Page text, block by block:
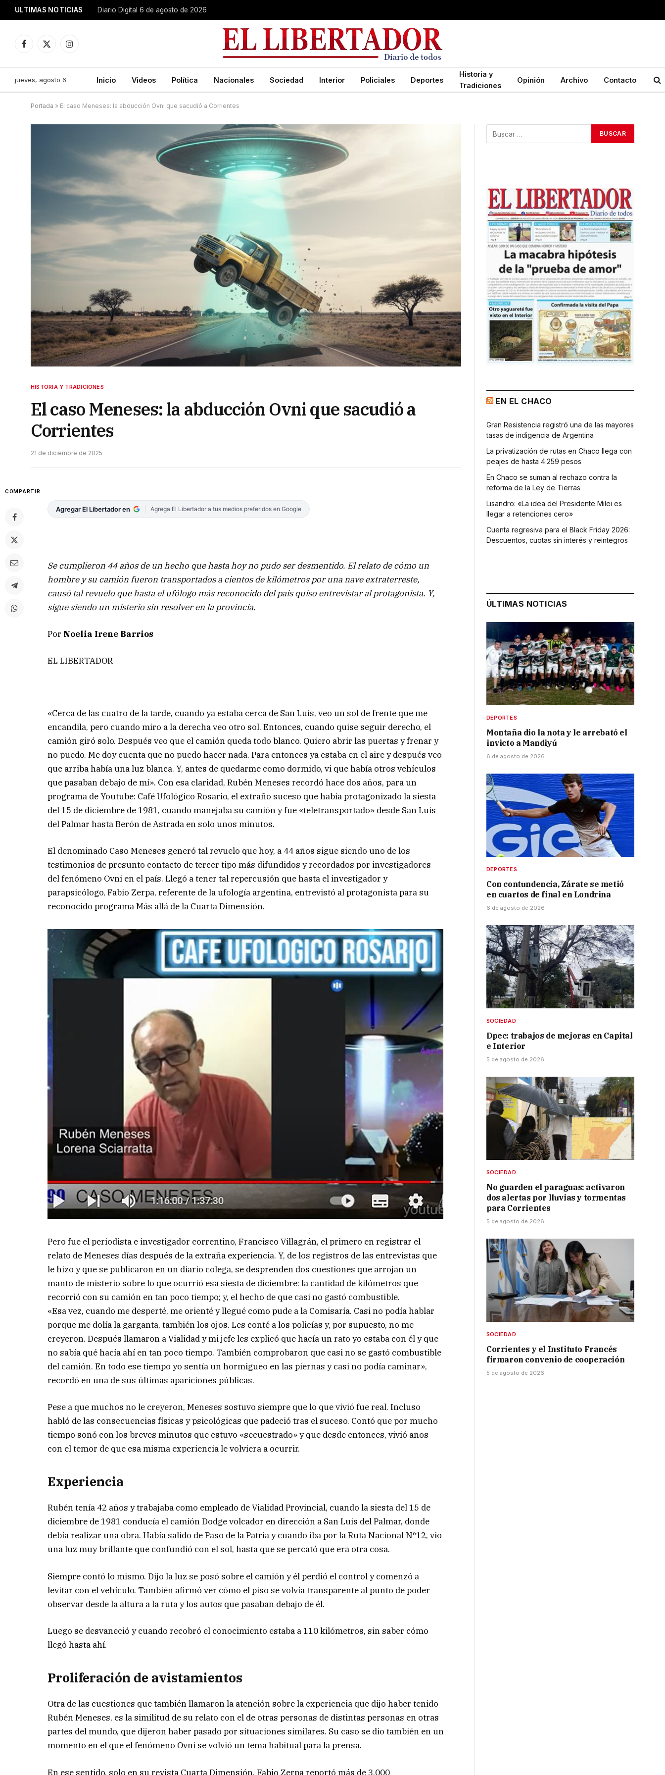
ULTIMAS NOTICIAS Diario Digital 6 de agosto de 2026
Facebook
X
Instagram
jueves, agosto 6 Inicio Videos Política Nacionales Sociedad Interior Policiales Deportes
Historia y
Tradiciones
Opinión Archivo Contacto
Portada » El caso Meneses: la abducción Ovni que sacudió a Corrientes
HISTORIA Y TRADICIONES
El caso Meneses: la abducción Ovni que sacudió a
Corrientes
21 de diciembre de 2025
COMPARTIR
Agregar El Libertador en Agrega El Libertador a tus medios preferidos en Google
Se cumplieron 44 años de un hecho que hasta hoy no pudo ser desmentido. El relato de cómo un
hombre y su camión fueron transportados a cientos de kilómetros por una nave extraterreste,
causó tal revuelo que hasta el ufólogo más reconocido del país quiso entrevistar al protagonista. Y,
sigue siendo un misterio sin resolver en la provincia.
Por Noelia Irene Barrios
EL LIBERTADOR
«Cerca de las cuatro de la tarde, cuando ya estaba cerca de San Luis, veo un sol de frente que me
encandila, pero cuando miro a la derecha veo otro sol. Entonces, cuando quise seguir derecho, el
camión giró solo. Después veo que el camión queda todo blanco. Quiero abrir las puertas y frenar y
no puedo. Me doy cuenta que no puedo hacer nada. Para entonces ya estaba en el aire y después veo
que arriba había una luz blanca. Y, antes de quedarme como dormido, vi que había otros vehículos
que pasaban debajo de mí». Con esa claridad, Rubén Meneses recordó hace dos años, para un
programa de Youtube: Café Ufológico Rosario, el extraño suceso que había protagonizado la siesta
del 15 de diciembre de 1981, cuando manejaba su camión y fue «teletransportado» desde San Luis
del Palmar hasta Berón de Astrada en solo unos minutos.
El denominado Caso Meneses generó tal revuelo que hoy, a 44 años sigue siendo uno de los
testimonios de presunto contacto de tercer tipo más difundidos y recordados por investigadores
del fenómeno Ovni en el país. Llegó a tener tal repercusión que hasta el investigador y
parapsicólogo, Fabio Zerpa, referente de la ufología argentina, entrevistó al protagonista para su
reconocido programa Más allá de la Cuarta Dimensión.
Pero fue el periodista e investigador correntino, Francisco Villagrán, el primero en registrar el
relato de Meneses días después de la extraña experiencia. Y, de los registros de las entrevistas que
le hizo y que se publicaron en un diario colega, se desprenden dos cuestiones que arrojan un
manto de misterio sobre lo que ocurrió esa siesta de diciembre: la cantidad de kilómetros que
recorrió con su camión en tan poco tiempo; y, el hecho de que casi no gastó combustible.
«Esa vez, cuando me desperté, me orienté y llegué como pude a la Comisaría. Casi no podía hablar
porque me dolía la garganta, también los ojos. Les conté a los policías y, por supuesto, no me
creyeron. Después llamaron a Vialidad y mi jefe les explicó que hacía un rato yo estaba con él y que
no sabía qué hacía ahí en tan poco tiempo. También comprobaron que casi no se gastó combustible
del camión. En todo ese tiempo yo sentía un hormigueo en las piernas y casi no podía caminar»,
recordó en una de sus últimas apariciones públicas.
Pese a que muchos no le creyeron, Meneses sostuvo siempre que lo que vivió fue real. Incluso
habló de las consecuencias físicas y psicológicas que padeció tras el suceso. Contó que por mucho
tiempo soñó con los breves minutos que estuvo «secuestrado» y que desde entonces, vivió años
con el temor de que esa misma experiencia le volviera a ocurrir.
Experiencia
Rubén tenía 42 años y trabajaba como empleado de Vialidad Provincial, cuando la siesta del 15 de
diciembre de 1981 conducía el camión Dodge volcador en dirección a San Luis del Palmar, donde
debía realizar una obra. Había salido de Paso de la Patria y cuando iba por la Ruta Nacional Nº12, vio
una luz muy brillante que confundió con el sol, hasta que se percató que era otra cosa.
Siempre contó lo mismo. Dijo la luz se posó sobre el camión y él perdió el control y comenzó a
levitar con el vehículo. También afirmó ver cómo el piso se volvía transparente al punto de poder
observar desde la altura a la ruta y los autos que pasaban debajo de él.
Luego se desvaneció y cuando recobró el conocimiento estaba a 110 kilómetros, sin saber cómo
llegó hasta ahí.
Proliferación de avistamientos
Otra de las cuestiones que también llamaron la atención sobre la experiencia que dijo haber tenido
Rubén Meneses, es la similitud de su relato con el de otras personas de distintas personas en otras
partes del mundo, que dijeron haber pasado por situaciones similares. Su caso se dio también en un
momento en el que el fenómeno Ovni se volvió un tema habitual para la prensa.
En ese sentido, solo en su revista Cuarta Dimensión, Fabio Zerpa reportó más de 3.000
EN EL CHACO
Gran Resistencia registró una de las mayores
tasas de indigencia de Argentina
La privatización de rutas en Chaco llega con
peajes de hasta 4.259 pesos
En Chaco se suman al rechazo contra la
reforma de la Ley de Tierras
Lisandro: «La idea del Presidente Milei es
llegar a retenciones cero»
Cuenta regresiva para el Black Friday 2026:
Descuentos, cuotas sin interés y reintegros
ÚLTIMAS NOTICIAS
DEPORTES
Montaña dio la nota y le arrebató el
invicto a Mandiyú
6 de agosto de 2026
DEPORTES
Con contundencia, Zárate se metió
en cuartos de final en Londrina
6 de agosto de 2026
SOCIEDAD
Dpec: trabajos de mejoras en Capital
e Interior
5 de agosto de 2026
SOCIEDAD
No guarden el paraguas: activaron
dos alertas por lluvias y tormentas
para Corrientes
5 de agosto de 2026
SOCIEDAD
Corrientes y el Instituto Francés
firmaron convenio de cooperación
5 de agosto de 2026